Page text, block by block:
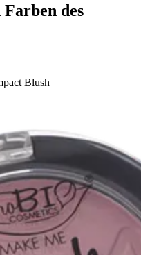
Farben des
Blush